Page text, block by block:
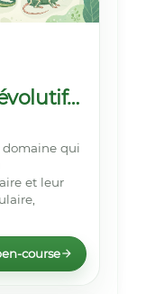
qui
et leur
course